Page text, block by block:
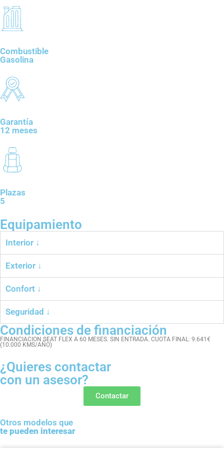
Combustible
Gasolina
Garantía
12 meses
Plazas
5
Equipamiento
Interior ↓
Exterior ↓
Confort ↓
Seguridad ↓
Condiciones de financiación
FINANCIACION SEAT FLEX A 60 MESES. SIN ENTRADA. CUOTA FINAL: 9.641€
(10.000 KMS/AÑO)
¿Quieres contactar
con un asesor?
Contactar
Otros modelos que
te pueden interesar